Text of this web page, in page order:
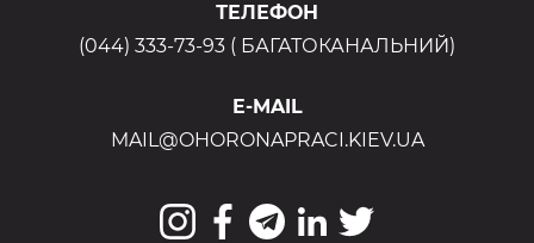
ТЕЛЕФОН
(044) 333-73-93 ( БАГАТОКАНАЛЬНИЙ)
E-MAIL
MAIL@OHORONAPRACI.KIEV.UA